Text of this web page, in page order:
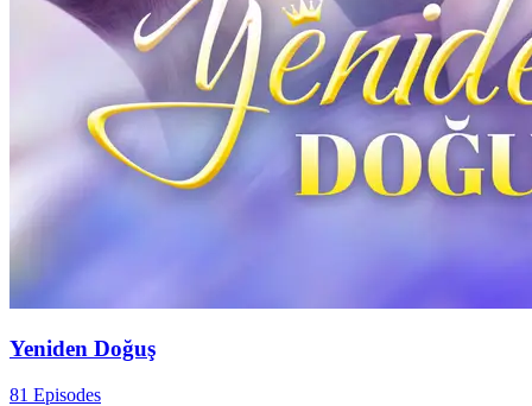
Yeniden Doğuş
81 Episodes